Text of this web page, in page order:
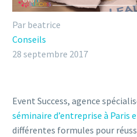
Par beatrice
Conseils
28 septembre 2017
Event Success, agence
séminaire d’entreprise à Paris
différentes formules pour